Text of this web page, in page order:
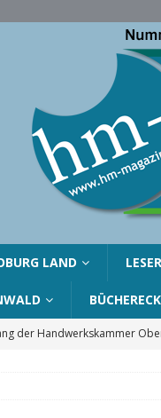
LAND
der Handwerkskammer